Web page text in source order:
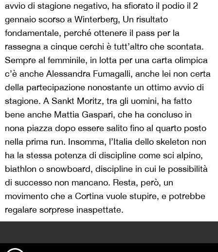
avvio di stagione negativo, ha sfiorato il podio il 2
gennaio scorso a Winterberg, Un risultato
fondamentale, perché ottenere il pass per la
rassegna a cinque cerchi è tutt’altro che scontata.
Sempre al femminile, in lotta per una carta olimpica
c’è anche Alessandra Fumagalli, anche lei non certa
della partecipazione nonostante un ottimo avvio di
stagione. A Sankt Moritz, tra gli uomini, ha fatto
bene anche Mattia Gaspari, che ha concluso in
nona piazza dopo essere salito fino al quarto posto
nella prima run. Insomma, l’Italia dello skeleton non
ha la stessa potenza di discipline come sci alpino,
biathlon o snowboard, discipline in cui le possibilità
di successo non mancano. Resta, però, un
movimento che a Cortina vuole stupire, e potrebbe
regalare sorprese inaspettate.